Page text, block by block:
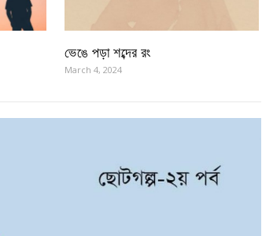
ভেঙে পড়া শব্দের রং
March 4, 2024